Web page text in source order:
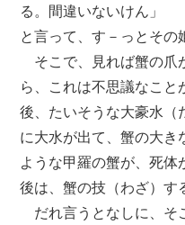
る。間違いないけん」
と言って、す－っとその
そこで、見れば蟹の爪
ら、これは不思議なこと
後、たいそうな大豪水（
に大水が出て、蟹の大き
ような甲羅の蟹が、死体
後は、蟹の技（わざ）す
だれ言うとなしに、そ